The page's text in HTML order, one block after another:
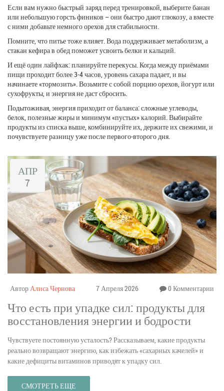
Если вам нужно быстрый заряд перед тренировкой, выберите банан
или небольшую горсть фиников – они быстро дают глюкозу, а вместе
с ними добавьте немного орехов для стабильности.
Помните, что питье тоже влияет. Вода поддерживает метаболизм, а
стакан кефира в обед поможет усвоить белки и кальций.
И ещё один лайфхак: планируйте перекусы. Когда между приёмами
пищи проходит более 3‑4 часов, уровень сахара падает, и вы
начинаете «тормозить». Возьмите с собой порцию орехов, йогурт или
сухофрукты, и энергия не даст сбросить.
Подытоживая, энергия приходит от баланса: сложные углеводы,
белок, полезные жиры и минимум «пустых» калорий. Выбирайте
продукты из списка выше, комбинируйте их, держите их свежими, и
почувствуете разницу уже после первого‑второго дня.
АПР
7
АвторАлиса Чернова 7 Апреля 2026 0 Комментарии
Что есть при упадке сил: продукты для
восстановления энергии и бодрости
Чувствуете постоянную усталость? Рассказываем, какие продукты
реально возвращают энергию, как избежать «сахарных качелей» и
какие дефициты витаминов приводят к упадку сил.
СМОТРЕТЬ ЕЩЕ